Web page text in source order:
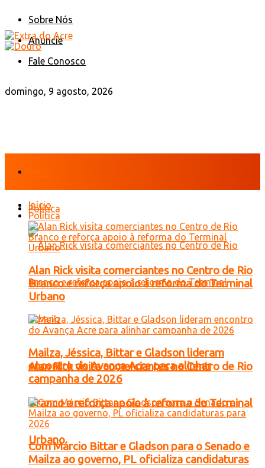
Sobre Nós
Anuncie
Fale Conosco
domingo, 9 agosto, 2026
Política
Alan Rick visita comerciantes no Centro de Rio
Branco e reforça apoio à reforma do Terminal
Urbano
Início
Política
Alan Rick visita comerciantes no Centro de Rio
Branco e reforça apoio à reforma do Terminal
Urbano
Mailza, Jéssica, Bittar e Gladson lideram
encontro do Avança Acre para alinhar
campanha de 2026
Com Márcio Bittar e Gladson para o Senado e
Mailza ao governo, PL oficializa candidaturas